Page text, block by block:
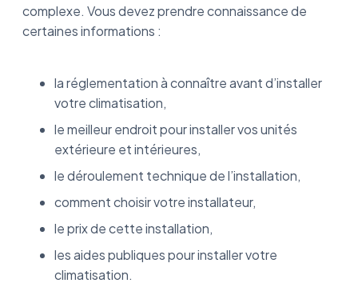
complexe. Vous devez prendre connaissance de
certaines informations :
la réglementation à connaître avant d’installer
votre climatisation,
le meilleur endroit pour installer vos unités
extérieure et intérieures,
le déroulement technique de l’installation,
comment choisir votre installateur,
le prix de cette installation,
les aides publiques pour installer votre
climatisation.